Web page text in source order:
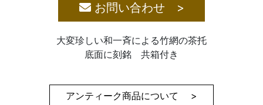
お問い合わせ >
大変珍しい和一斉による竹網の茶托
底面に刻銘 共箱付き
アンティーク商品について >